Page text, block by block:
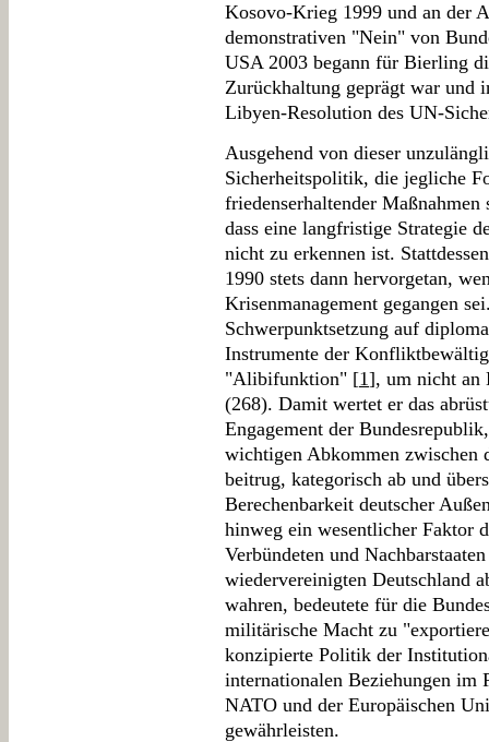
Kosovo-Krieg 1999 und an der
demonstrativen "Nein" von
USA 2003 begann für Bierling
Zurückhaltung geprägt war und
Libyen-Resolution des UN-
Ausgehend von dieser
Sicherheitspolitik, die jegliche
friedenserhaltender
dass eine langfristige Strategie
nicht zu erkennen ist.
1990 stets dann hervorgetan,
Krisenmanagement gegangen
Schwerpunktsetzung auf
Instrumente der
"Alibifunktion" [1], um nicht an
(268). Damit wertet er das
Engagement der
wichtigen Abkommen zwischen
beitrug, kategorisch ab und
Berechenbarkeit deutscher
hinweg ein wesentlicher Faktor
Verbündeten und
wiedervereinigten Deutschland
wahren, bedeutete für die
militärische Macht zu
konzipierte Politik der
internationalen Beziehungen im
NATO und der Europäischen
gewährleisten.